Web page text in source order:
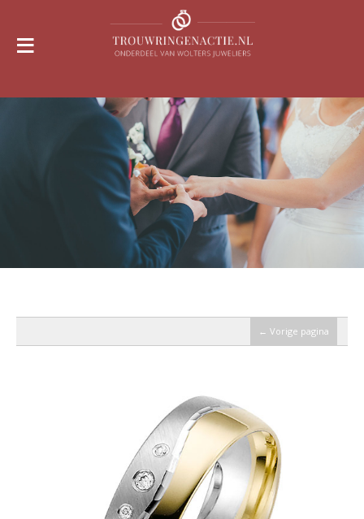
≡
← Vorige pagina